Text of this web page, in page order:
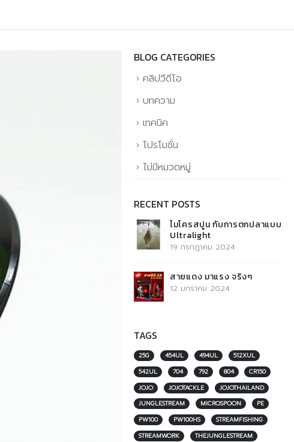
BLOG CATEGORIES
คลิปวีดีโอ
บทความ
เทคนิค
โปรโมชั่น
ไม่มีหมวดหมู่
RECENT POSTS
ไมโครสปูน กับการตกปลาแบบ
Ultralight
19 กรกฎาคม 2024
สายแดง มาแรง จริงๆ
12 มกราคม 2024
TAGS
25G 454UL 494UL
512XUL
542UL
704 792 804
CR150
JOJO
JOJOTACKLE
JOJOTHAILAND
JUNGLESTREAM
MICROSPOON
PE
PW100
PW100HS
STREAMFISHING
STREAMWORK
THEJUNGLESTREAM